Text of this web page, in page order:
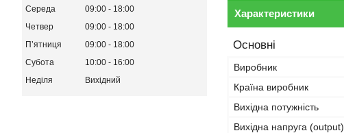
Характеристики
Основні
Виробник
Країна виробник
Вихідна потужність
Вихідна напруга (output)
Середа
09:00
18:00
Четвер
09:00
18:00
Пʼятниця
09:00
18:00
Субота
10:00
16:00
Неділя
Вихідний